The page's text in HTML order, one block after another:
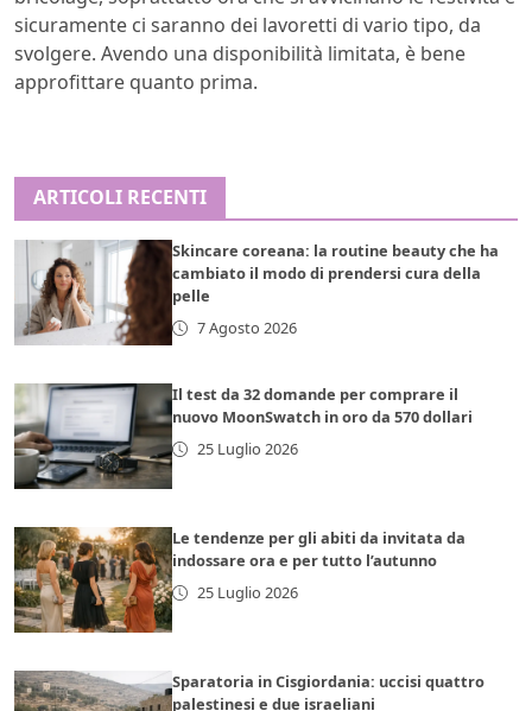
sicuramente ci saranno dei lavoretti di vario tipo, da
svolgere. Avendo una disponibilità limitata, è bene
approfittare quanto prima.
ARTICOLI RECENTI
Skincare coreana: la routine beauty che ha
cambiato il modo di prendersi cura della
pelle
7 Agosto 2026
Il test da 32 domande per comprare il
nuovo MoonSwatch in oro da 570 dollari
25 Luglio 2026
Le tendenze per gli abiti da invitata da
indossare ora e per tutto l’autunno
25 Luglio 2026
Sparatoria in Cisgiordania: uccisi quattro
palestinesi e due israeliani